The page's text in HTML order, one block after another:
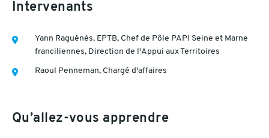
Intervenants
Yann Raguénès, EPTB, Chef de Pôle PAPI Seine et Marne
franciliennes, Direction de l'Appui aux Territoires
Raoul Penneman, Chargé d'affaires
Qu’allez-vous apprendre